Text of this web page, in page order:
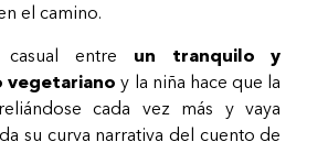
el camino.
casual entre un tranquilo y
vegetariano y la niña hace que la
cada vez más y vaya
su curva narrativa del cuento de